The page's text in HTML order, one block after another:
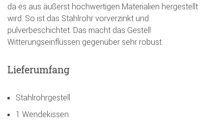
da es aus äußerst hochwertigen Materialien hergestellt
wird. So ist das Stahlrohr vorverzinkt und
pulverbeschichtet. Das macht das Gestell
Witterungseinflüssen gegenüber sehr robust.
Lieferumfang
Stahlrohrgestell
1 Wendekissen